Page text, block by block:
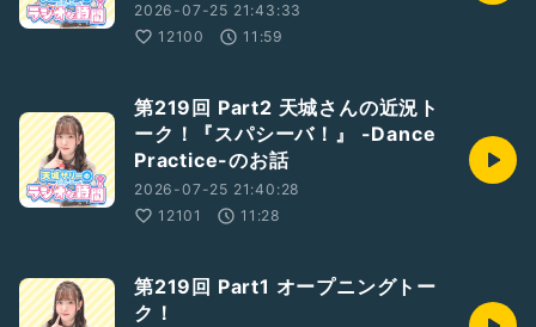
2026-07-25 21:43:33
12100
11:59
第219回 Part2 天城さんの近況ト
ーク！『スパシーバ！』 -Dance
Practice-のお話
2026-07-25 21:40:28
12101
11:28
第219回 Part1 オープニングトー
ク！